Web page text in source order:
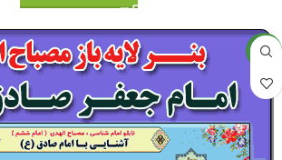
جدید